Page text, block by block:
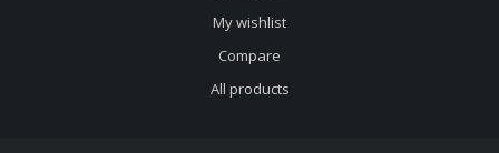
My wishlist
Compare
All products